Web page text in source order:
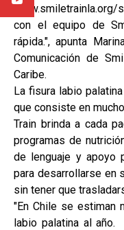
con el equipo de
rápida.", apunta
Comunicación de
Caribe.
La fisura labio
que consiste en
Train brinda a cada
programas de
de lenguaje y apoyo
para desarrollarse en
sin tener que
"En Chile se estiman
labio palatina al